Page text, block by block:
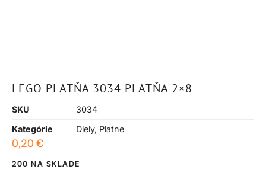
LEGO PLATŇA 3034 PLATŇA 2×8
SKU
3034
Kategórie
Diely, Platne
0,20 €
200 NA SKLADE